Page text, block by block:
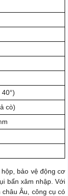
cò)
bảo vệ động cơ
bẩn xâm nhập. Với
Âu, công cụ có